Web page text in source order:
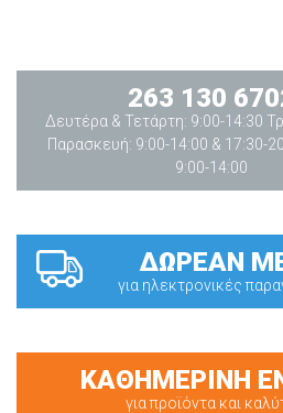
263 130
Δευτέρα & Τετάρτη: 9:00-14:30
Παρασκευή: 9:00-14:00 & 17:30-
9:00-14:00
ΔΩΡΕΑΝ
για ηλεκτρονικές
ΚΑΘΗΜΕΡΙΝΗ
για προϊόντα και